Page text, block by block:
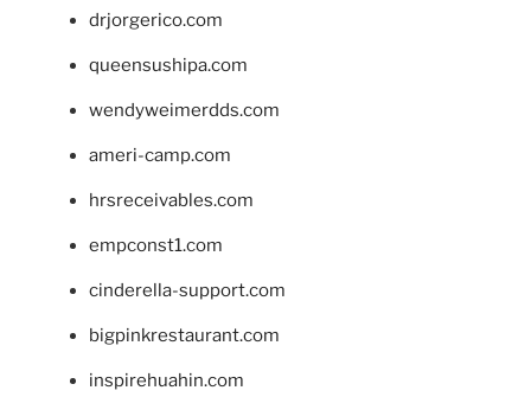
drjorgerico.com
queensushipa.com
wendyweimerdds.com
ameri-camp.com
hrsreceivables.com
empconst1.com
cinderella-support.com
bigpinkrestaurant.com
inspirehuahin.com